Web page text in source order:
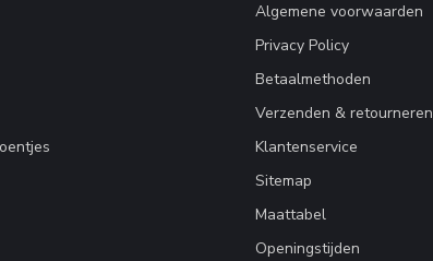
Algemene voorwaarden
Privacy Policy
Betaalmethoden
Verzenden & retourneren
Klantenservice
Sitemap
Maattabel
Openingstijden